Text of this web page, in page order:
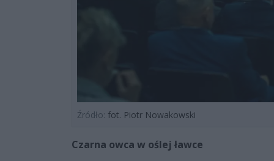
Źródło: fot. Piotr Nowakowski
Czarna owca w oślej ławce